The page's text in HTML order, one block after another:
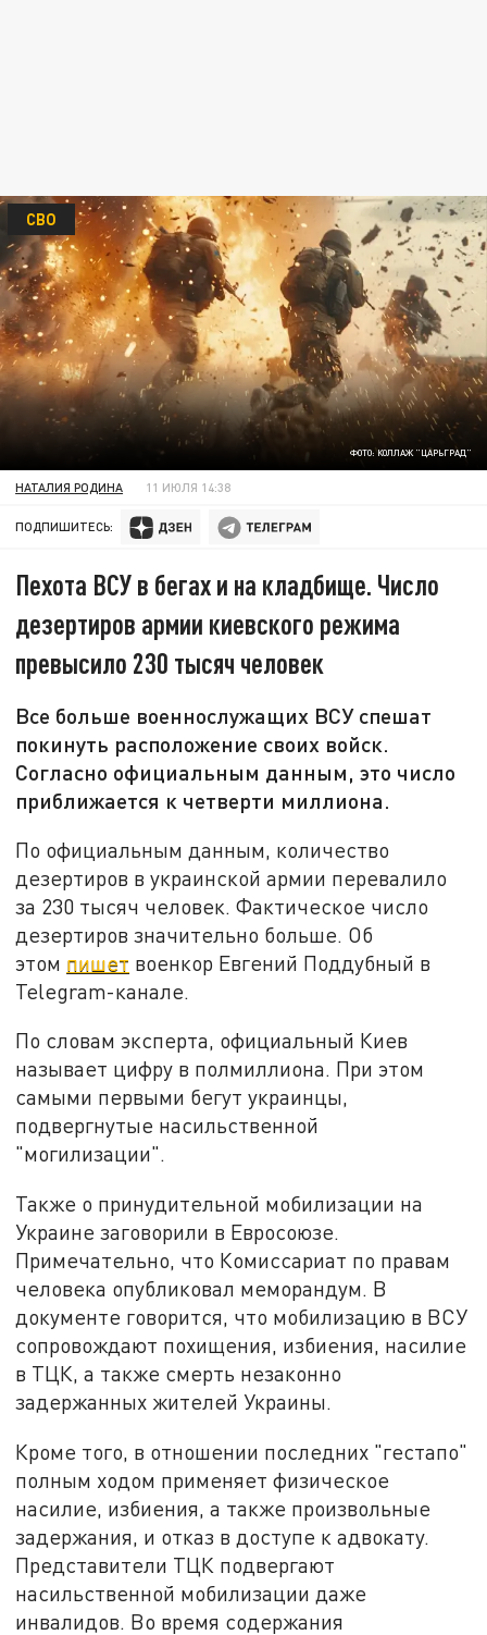
ФОТО: КОЛЛАЖ "ЦАРЬГРАД"
СВО
НАТАЛИЯ РОДИНА 11 ИЮЛЯ 14:38
ПОДПИШИТЕСЬ:
Пехота ВСУ в бегах и на кладбище. Число
дезертиров армии киевского режима
превысило 230 тысяч человек
Все больше военнослужащих ВСУ спешат
покинуть расположение своих войск.
Согласно официальным данным, это число
приближается к четверти миллиона.
По официальным данным, количество
дезертиров в украинской армии перевалило
за 230 тысяч человек. Фактическое число
дезертиров значительно больше. Об
этом пишет военкор Евгений Поддубный в
Telegram-канале.
По словам эксперта, официальный Киев
называет цифру в полмиллиона. При этом
самыми первыми бегут украинцы,
подвергнутые насильственной
"могилизации".
Также о принудительной мобилизации на
Украине заговорили в Евросоюзе.
Примечательно, что Комиссариат по правам
человека опубликовал меморандум. В
документе говорится, что мобилизацию в ВСУ
сопровождают похищения, избиения, насилие
в ТЦК, а также смерть незаконно
задержанных жителей Украины.
Кроме того, в отношении последних "гестапо"
полным ходом применяетфизическое
насилие, избиения, а также произвольные
задержания, и отказ в доступе к адвокату.
Представители ТЦК подвергают
насильственной мобилизации даже
инвалидов. Во время содержания